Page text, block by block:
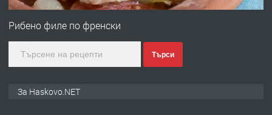
градската градина!
Рибено филе по френски
Търси
За Haskovo.NET